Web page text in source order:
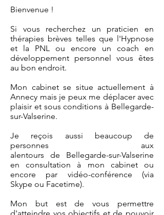
Bienvenue !
Si vous recherchez un praticien en
thérapies brèves telles que l'Hypnose
et la PNL ou encore un coach en
développement personnel vous êtes
au bon endroit.
Mon cabinet se situe actuellement à
Annecy mais je peux me déplacer avec
plaisir et sous conditions à Bellegarde-
sur-Valserine.
Je reçois aussi beaucoup de
personnes aux
alentours de Bellegarde-sur-Valserine
en consultation à mon cabinet ou
encore par vidéo-conférence (via
Skype ou Facetime).
Mon but est de vous permettre